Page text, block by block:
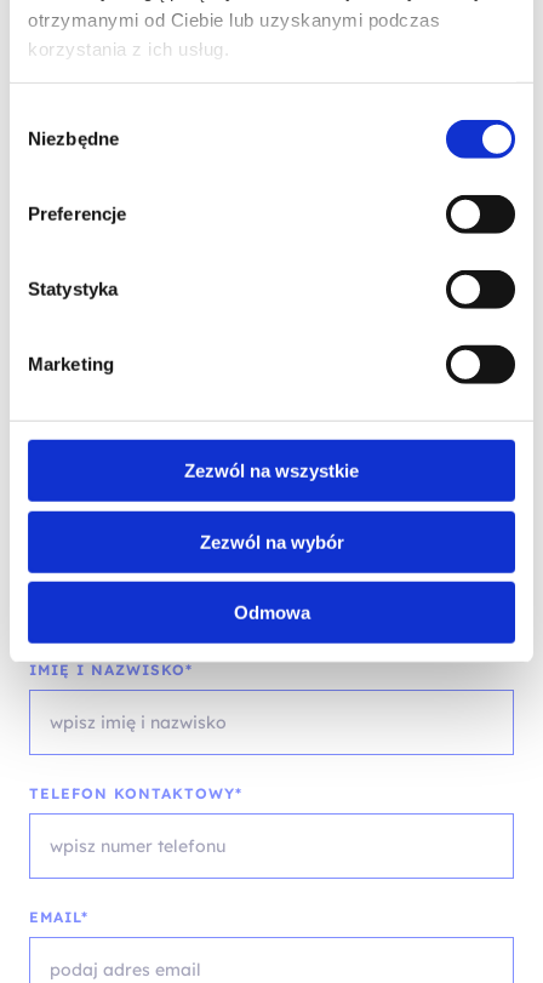
otrzymanymi od Ciebie lub uzyskanymi podczas
korzystania z ich usług.
zgody
Niezbędne
Preferencje
Statystyka
Marketing
Zezwól na wszystkie
Zezwól na wybór
Odmowa
solutions
Design and Implement Microsoft DevOps
Skontaktuj się z naszym doradcą
IMIĘ I NAZWISKO*
TELEFON KONTAKTOWY*
EMAIL*